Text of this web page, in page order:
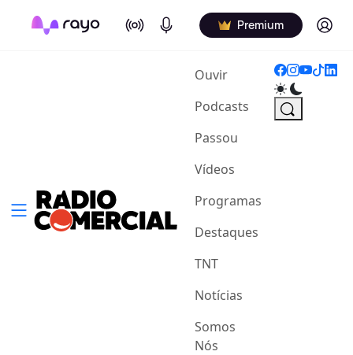
On Air Podcasts Premium Log in
Ouvir(current)
Podcasts
Passou
Vídeos
Programas
Destaques
TNT
Notícias
Somos
Nós